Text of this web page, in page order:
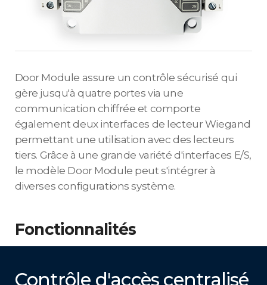
Door Module assure un contrôle sécurisé qui
gère jusqu'à quatre portes via une
communication chiffrée et comporte
également deux interfaces de lecteur Wiegand
permettant une utilisation avec des lecteurs
tiers. Grâce à une grande variété d'interfaces E/S,
le modèle Door Module peut s'intégrer à
diverses configurations système.
Fonctionnalités
Contrôle d'accès centralisé